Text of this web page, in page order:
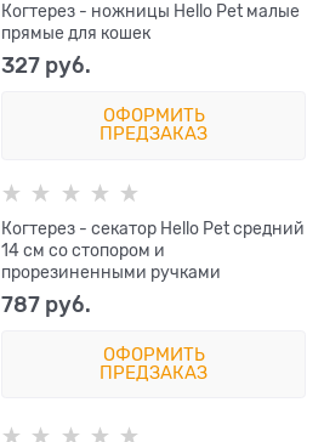
Когтерез - ножницы Hello Pet малые
прямые для кошек
327 руб.
ОФОРМИТЬ
ПРЕДЗАКАЗ
Когтерез - секатор Hello Pet средний
14 см со стопором и
прорезиненными ручками
787 руб.
ОФОРМИТЬ
ПРЕДЗАКАЗ